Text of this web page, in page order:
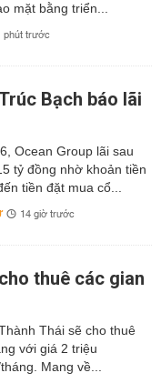
mặt bằng triển...
phút trước
Bạch báo lãi
Ocean Group lãi sau
tỷ đồng nhờ khoản tiền
tiền đặt mua cổ...
14 giờ trước
thuê các gian
Thái sẽ cho thuê
với giá 2 triệu
Mang về...